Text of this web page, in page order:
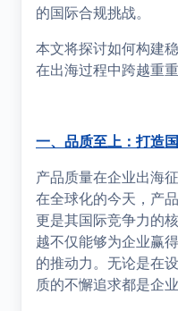
的国际合规挑战。
本文将探讨如何构建
在出海过程中跨越重
一、品质至上：打造
产品质量在企业出海
在全球化的今天，产
更是其国际竞争力的
越不仅能够为企业赢
的推动力。无论是在
质的不懈追求都是企